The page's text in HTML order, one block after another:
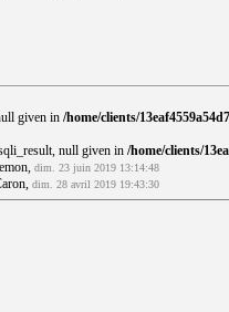
given in /home/clients/
null given in /home/clients/
dim. 23 juin 2019 13:14:48
dim. 28 avril 2019 19:43:30